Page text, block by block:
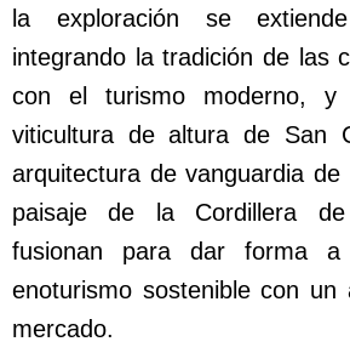
la exploración se
integrando la tradición de las
con el turismo moderno, y
viticultura de altura de San
arquitectura de vanguardia de
paisaje de la Cordillera
fusionan para dar forma
enoturismo sostenible con un
mercado.